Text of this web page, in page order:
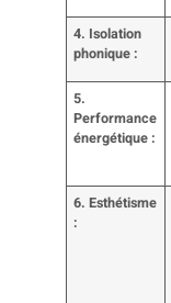
4. Isolation
phonique :
5.
Performance
énergétique :
6. Esthétisme
: